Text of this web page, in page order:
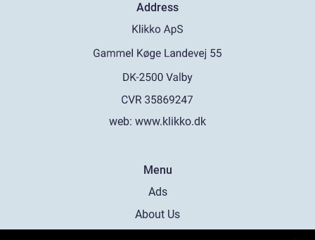
Address
web: www.klikko.dk
Menu
Ads
About Us